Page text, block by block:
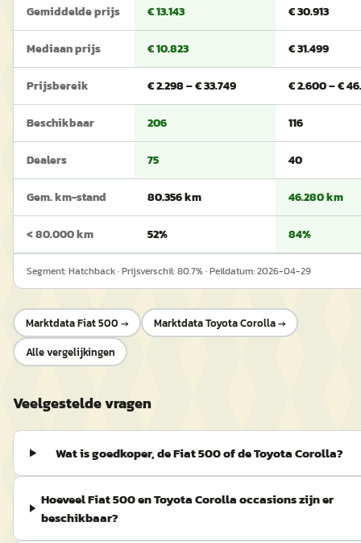
Gemiddelde prijs € 13.143 € 30.913
Mediaan prijs € 10.823 € 31.499
Prijsbereik € 2.298 – € 33.749 € 2.600 – €
Beschikbaar 206 116
Dealers 75 40
Gem. km-stand 80.356 km 46.280 km
< 80.000 km 52% 84%
Segment:Hatchback· Prijsverschil:80.7% · Peildatum:2026-04-29
MarktdataFiat 500 → MarktdataToyota Corolla→
Alle vergelijkingen
Veelgestelde vragen
Wat is goedkoper, de Fiat 500 of de Toyota Corolla?
Hoeveel Fiat 500 en Toyota Corolla occasions zijn er
beschikbaar?